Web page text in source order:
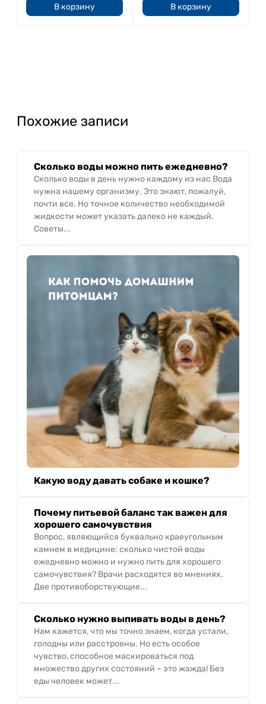
В корзину В корзину
Похожие записи
Сколько воды можно пить ежедневно?
Сколько воды в день нужно каждому из нас Вода
нужна нашему организму. Это знают, пожалуй,
почти все. Но точное количество необходимой
жидкости может указать далеко не каждый.
Советы...
Какую воду давать собаке и кошке?
Почему питьевой баланс так важен для
хорошего самочувствия
Вопрос, являющийся буквально краеугольным
камнем в медицине: сколько чистой воды
ежедневно можно и нужно пить для хорошего
самочувствия? Врачи расходятся во мнениях.
Две противоборствующие...
Сколько нужно выпивать воды в день?
Нам кажется, что мы точно знаем, когда устали,
голодны или расстроены. Но есть особое
чувство, способное маскироваться под
множество других состояний – это жажда! Без
еды человек может...